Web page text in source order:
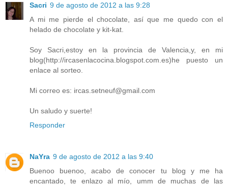
Sacri 9 de agosto de 2012 a las 9:28
A mi me pierde el chocolate, así que me quedo con el
helado de chocolate y kit-kat.
Soy Sacri,estoy en la provincia de Valencia,y, en mi
blog(http://ircasenlacocina.blogspot.com.es)he puesto un
enlace al sorteo.
Mi correo es: ircas.setneuf@gmail.com
Un saludo y suerte!
Responder
NaYra 9 de agosto de 2012 a las 9:40
Buenoo buenoo, acabo de conocer tu blog y me ha
encantado, te enlazo al mío, umm de muchas de las